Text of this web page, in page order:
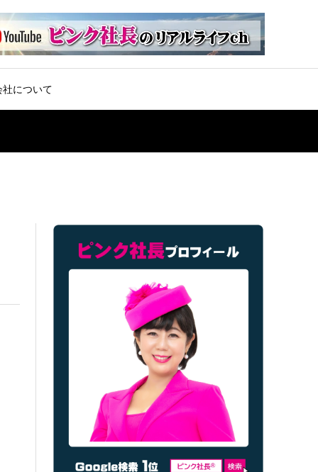
社について